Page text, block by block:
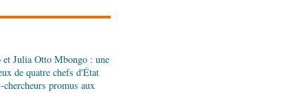
les assiettes
le gouvernement
de l'OMS et
Julia Otto Mbongo : une
de quatre chefs d'État
promus aux